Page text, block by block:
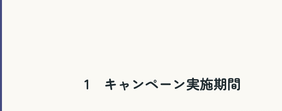
1 キャンペーン実施期間